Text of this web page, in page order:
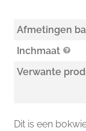
Dit is een
Afmetingen
Inchmaat
Verwante